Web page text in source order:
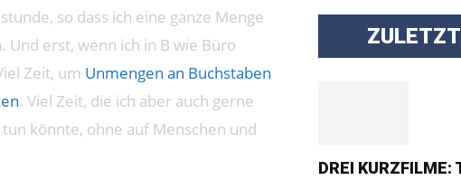
so dass ich eine ganze Menge
erst, wenn ich in B wie Büro
Zeit, um Unmengen an Buchstaben
. Viel Zeit, die ich aber auch gerne
könnte, ohne auf Menschen und
DREI KURZFILME: